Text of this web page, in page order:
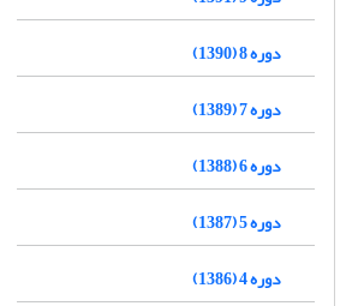
دوره 8 (1390)
دوره 7 (1389)
دوره 6 (1388)
دوره 5 (1387)
دوره 4 (1386)